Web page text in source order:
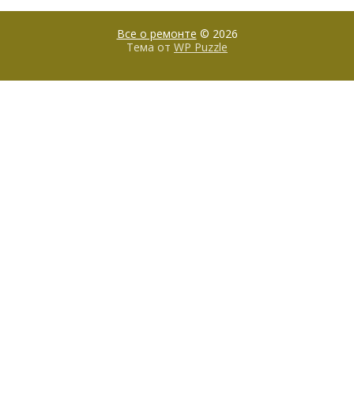
Все о ремонте © 2026
Тема от WP Puzzle